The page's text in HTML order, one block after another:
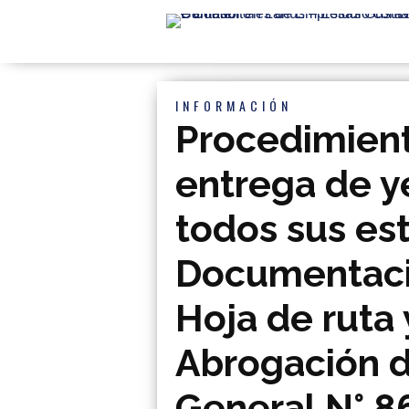
INFORMACIÓN
entrega de
todos sus
Hoja de ruta
Abrogación